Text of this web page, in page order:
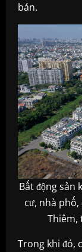
bán.
Bất động sản
cư, nhà
Thiêm,
Trong khi đó,